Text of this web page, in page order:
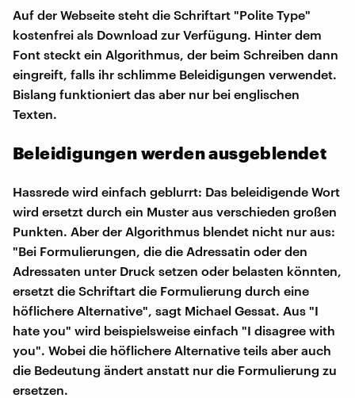
Auf der Webseite steht die Schriftart "Polite Type"
kostenfrei als Download zur Verfügung. Hinter dem
Font steckt ein Algorithmus, der beim Schreiben dann
eingreift, falls ihr schlimme Beleidigungen verwendet.
Bislang funktioniert das aber nur bei englischen
Texten.
Beleidigungen werden ausgeblendet
Hassrede wird einfach geblurrt: Das beleidigende Wort
wird ersetzt durch ein Muster aus verschieden großen
Punkten. Aber der Algorithmus blendet nicht nur aus:
"Bei Formulierungen, die die Adressatin oder den
Adressaten unter Druck setzen oder belasten könnten,
ersetzt die Schriftart die Formulierung durch eine
höflichere Alternative", sagt Michael Gessat. Aus "I
hate you" wird beispielsweise einfach "I disagree with
you". Wobei die höflichere Alternative teils aber auch
die Bedeutung ändert anstatt nur die Formulierung zu
ersetzen.